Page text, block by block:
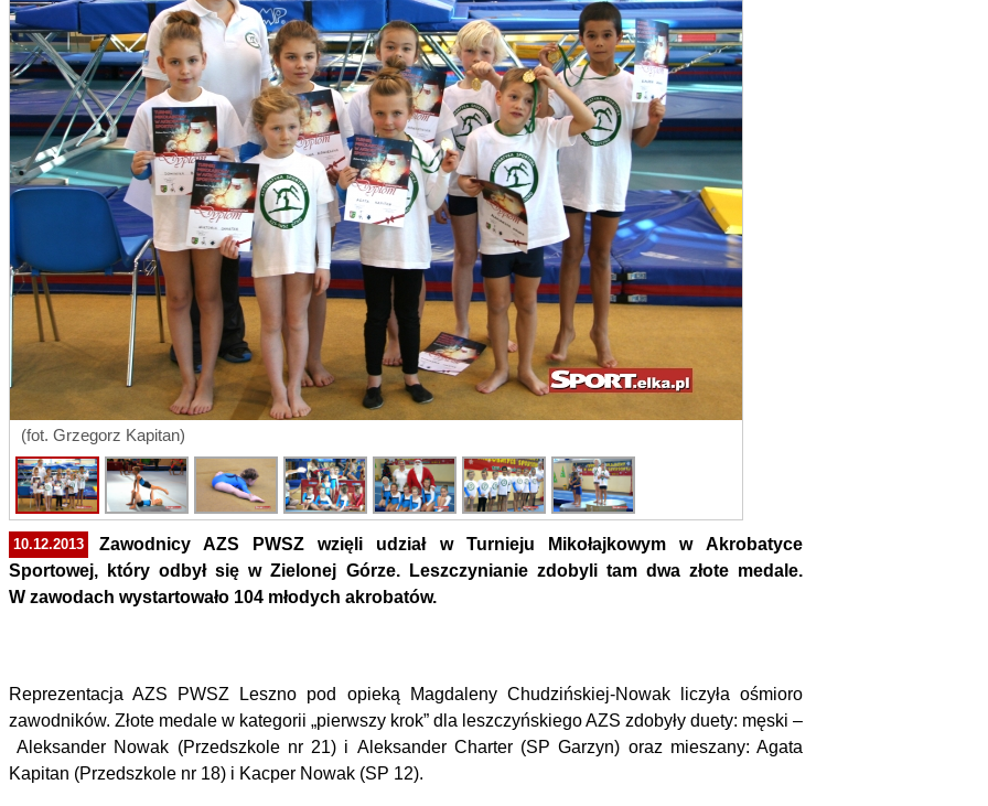
(fot. Grzegorz Kapitan)
10.12.2013
Zawodnicy AZS PWSZ wzięli udział w Turnieju Mikołajkowym w Akrobatyce
Sportowej, który odbył się w Zielonej Górze. Leszczynianie zdobyli tam dwa złote medale.
W zawodach wystartowało 104 młodych akrobatów.
Reprezentacja AZS PWSZ Leszno pod opieką Magdaleny Chudzińskiej-Nowak liczyła ośmioro
zawodników. Złote medale w kategorii „pierwszy krok” dla leszczyńskiego AZS zdobyły duety: męski –
Aleksander Nowak (Przedszkole nr 21) i Aleksander Charter (SP Garzyn) oraz mieszany: Agata
Kapitan (Przedszkole nr 18) i Kacper Nowak (SP 12).